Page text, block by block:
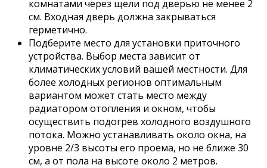
комнатами через щели под дверью не менее 2
см. Входная дверь должна закрываться
герметично.
Подберите место для установки приточного
устройства. Выбор места зависит от
климатических условий вашей местности. Для
более холодных регионов оптимальным
вариантом может стать место между
радиатором отопления и окном, чтобы
осуществить подогрев холодного воздушного
потока. Можно устанавливать около окна, на
уровне 2/3 высоты его проема, но не ближе 30
см, а от пола на высоте около 2 метров.